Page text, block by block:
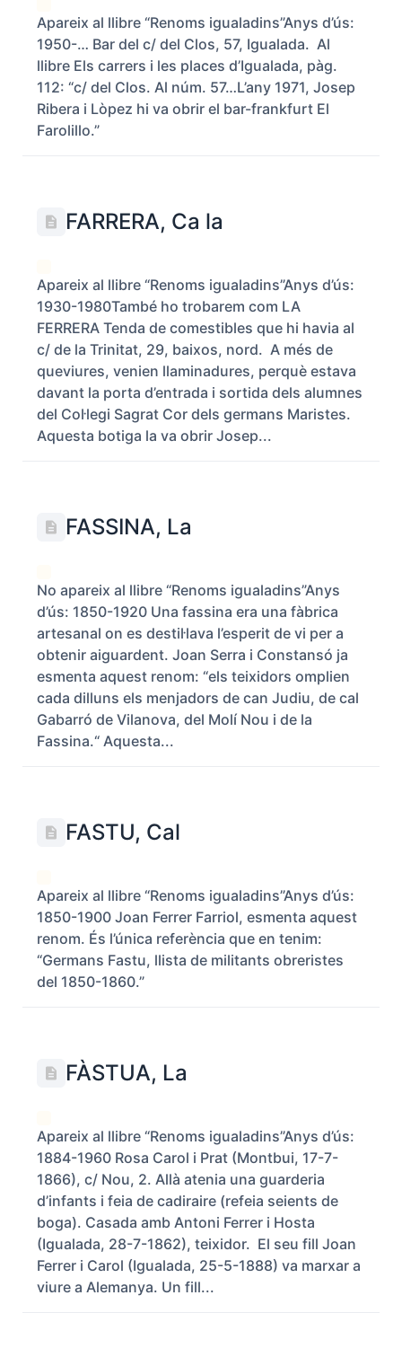
Apareix al llibre “Renoms igualadins”Anys d’ús:
1950-… Bar del c/ del Clos, 57, Igualada. Al
llibre Els carrers i les places d’Igualada, pàg.
112: “c/ del Clos. Al núm. 57…L’any 1971, Josep
Ribera i Lòpez hi va obrir el bar-frankfurt El
Farolillo.”
FARRERA, Ca la
Apareix al llibre “Renoms igualadins”Anys d’ús:
1930-1980També ho trobarem com LA
FERRERA Tenda de comestibles que hi havia al
c/ de la Trinitat, 29, baixos, nord. A més de
queviures, venien llaminadures, perquè estava
davant la porta d’entrada i sortida dels alumnes
del Col·legi Sagrat Cor dels germans Maristes.
Aquesta botiga la va obrir Josep...
FASSINA, La
No apareix al llibre “Renoms igualadins”Anys
d’ús: 1850-1920 Una fassina era una fàbrica
artesanal on es destil·lava l’esperit de vi per a
obtenir aiguardent. Joan Serra i Constansó ja
esmenta aquest renom: “els teixidors omplien
cada dilluns els menjadors de can Judiu, de cal
Gabarró de Vilanova, del Molí Nou i de la
Fassina.“ Aquesta...
FASTU, Cal
Apareix al llibre “Renoms igualadins”Anys d’ús:
1850-1900 Joan Ferrer Farriol, esmenta aquest
renom. És l’única referència que en tenim:
“Germans Fastu, llista de militants obreristes
del 1850-1860.”
FÀSTUA, La
Apareix al llibre “Renoms igualadins”Anys d’ús:
1884-1960 Rosa Carol i Prat (Montbui, 17-7-
1866), c/ Nou, 2. Allà atenia una guarderia
d’infants i feia de cadiraire (refeia seients de
boga). Casada amb Antoni Ferrer i Hosta
(Igualada, 28-7-1862), teixidor. El seu fill Joan
Ferrer i Carol (Igualada, 25-5-1888) va marxar a
viure a Alemanya. Un fill...